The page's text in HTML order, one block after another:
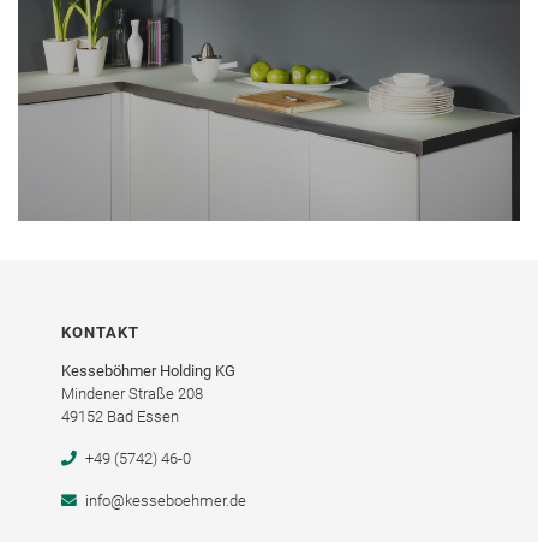
KONTAKT
Kesseböhmer Holding KG
Mindener Straße 208
49152 Bad Essen
+49 (5742) 46-0
info@kesseboehmer.de